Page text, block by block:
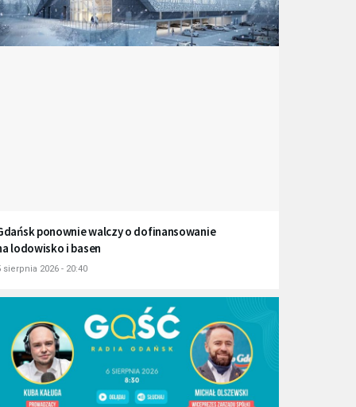
ponownie walczy o dofinansowanie
lodowisko i basen
sierpnia 2026 - 20:40